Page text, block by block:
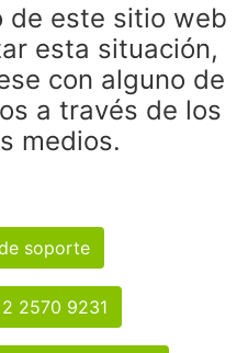
de este sitio web
esta situación,
con alguno de
a través de los
medios.
soporte
2570 9231